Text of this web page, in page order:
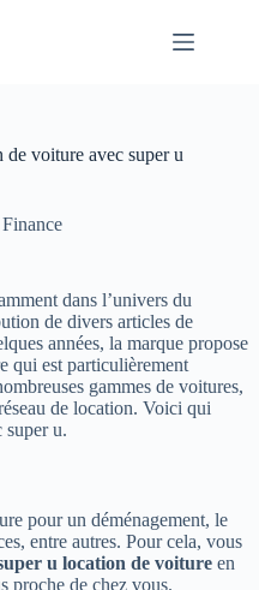
voiture avec super u
Finance
dans l’univers du
de divers articles de
années, la marque propose
qui est particulièrement
gammes de voitures,
de location. Voici qui
super u.
pour un déménagement, le
entre autres. Pour cela, vous
u location de voiture en
proche de chez vous.